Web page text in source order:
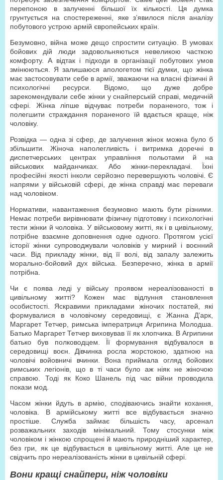
перепоною в залученні більшої їх кількості. Ця думка
грунтується на спостереженні, яке з’явилося після аналізу
побутового устрою армій європейських країн.
Безумовно, війна може дещо спростити ситуацію. В умовах
бойових дій люди задовольняються невеликою часткою
комфорту. А відтак і підходи в організації побутових умов
змінюються. Я залишаюся апологетом тієї думки, що жінка
має застосовувати себе в армії, зважаючи на власні фізичні й
психологічні ресурси. Відомо, що дуже добре
зарекомендували себе жінки у снайперській справі, медичній
сфері. Жінка ліпше відчуває потреби пораненого, тож і
полегшити страждання пораненого їй вдається краще, ніж
чоловіку.
Розвідка — одна зі сфер, де залучення жінок можна було б
збільшити. Жіноча наполегливість і витримка доречні в
диспетчерських центрах управління польотами й на
військових майданчиках. Або жінки-перекладачі. Їхні
професійні якості інколи серйозно перевершують чоловічі. Є
напрями у військовій сфері, де жінка справді має переваги
над чоловіком.
Нормативи, навантаження безумовно мають бути різними.
Немає потреби вирівнювати фізичну підготовку і психологічні
тести жінки й чоловіка. У військовому житті, як і в цивільному,
потрібне взаємне доповнення одне одного. Протягом усієї
історії жінки супроводжували чоловіків у мирний і воєнний
часи. Від прикладу жінки, від її волі, від запалу залежить
морально-бойовий дух війська. Безперечно, жінка в армії
потрібна.
Чи є поява леді у війську проявом нереалізованості в
цивільному житті? Кожен має відлуння становлення
особистості. Яскравими прикладами жіночих постатей, які
формувалися в чоловічому середовищі, є Жанна Д’арк,
Маргарет Тетчер, римська імператриця Агрипина Молодша.
Батько Маргарет Тетчер виховував її як хлопчика. В Агрипини
батько був полководцем. Її формування відбувалося в
середовищі воєн. Дівчинка росла жорстокою, здатною на
чоловічі войовничі вчинки. Вона приймала огляд бойових
римських легіонів, що в ті часи було аж ніяк не жіночою
справою. Тоді як Коко Шанель під час війни проводила
покази мод.
Часом жінки йдуть в армію, сподіваючись знайти кохання,
чоловіка. В армійському житті все відбувається значно
простіше. Служба займає більшість часу, арсенал
розважальних заходів мінімальний. Тому стосунки між
чоловіком і жінкою спрощені й мають природніший характер,
без гри, як це відбувається в цивільному житті. Але це не
свідчить про нереалізованість жінки в цивільній сфері.
Вони кращі снайпери, ніж чоловіки